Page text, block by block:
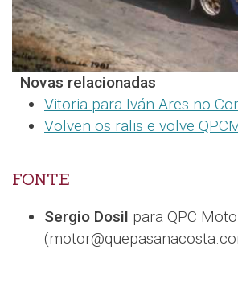
Novas relacionadas
Vitoria para Iván Ares no
Volven os ralis e volve
FONTE
Sergio Dosil para QPC